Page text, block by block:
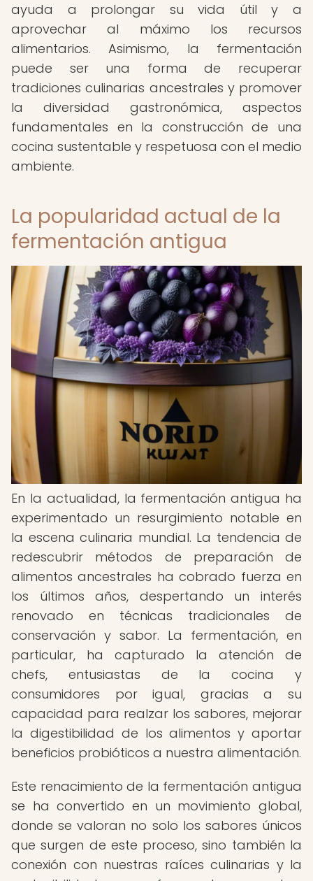
ayuda a prolongar su vida útil y a
aprovechar al máximo los recursos
alimentarios. Asimismo, la fermentación
puede ser una forma de recuperar
tradiciones culinarias ancestrales y promover
la diversidad gastronómica, aspectos
fundamentales en la construcción de una
cocina sustentable y respetuosa con el medio
ambiente.
La popularidad actual de la
fermentación antigua
En la actualidad, la fermentación antigua ha
experimentado un resurgimiento notable en
la escena culinaria mundial. La tendencia de
redescubrir métodos de preparación de
alimentos ancestrales ha cobrado fuerza en
los últimos años, despertando un interés
renovado en técnicas tradicionales de
conservación y sabor. La fermentación, en
particular, ha capturado la atención de
chefs, entusiastas de la cocina y
consumidores por igual, gracias a su
capacidad para realzar los sabores, mejorar
la digestibilidad de los alimentos y aportar
beneficios probióticos a nuestra alimentación.
Este renacimiento de la fermentación antigua
se ha convertido en un movimiento global,
donde se valoran no solo los sabores únicos
que surgen de este proceso, sino también la
conexión con nuestras raíces culinarias y la